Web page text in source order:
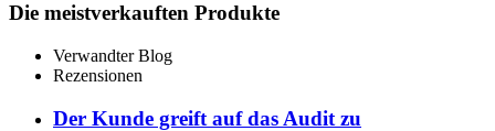
Die meistverkauften Produkte
Verwandter Blog
Rezensionen
Der Kunde greift auf das Audit zu